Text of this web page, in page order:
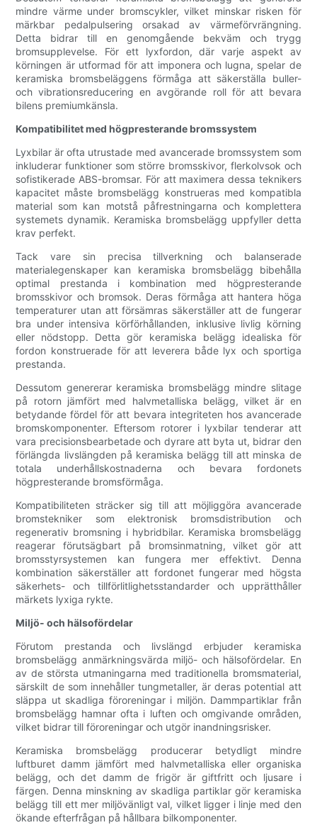
mindre värme under bromscykler, vilket minskar risken för
märkbar pedalpulsering orsakad av värmeförvrängning.
Detta bidrar till en genomgående bekväm och trygg
bromsupplevelse. För ett lyxfordon, där varje aspekt av
körningen är utformad för att imponera och lugna, spelar de
keramiska bromsbeläggens förmåga att säkerställa buller-
och vibrationsreducering en avgörande roll för att bevara
bilens premiumkänsla.
Kompatibilitet med högpresterande bromssystem
Lyxbilar är ofta utrustade med avancerade bromssystem som
inkluderar funktioner som större bromsskivor, flerkolvsok och
sofistikerade ABS-bromsar. För att maximera dessa teknikers
kapacitet måste bromsbelägg konstrueras med kompatibla
material som kan motstå påfrestningarna och komplettera
systemets dynamik. Keramiska bromsbelägg uppfyller detta
krav perfekt.
Tack vare sin precisa tillverkning och balanserade
materialegenskaper kan keramiska bromsbelägg bibehålla
optimal prestanda i kombination med högpresterande
bromsskivor och bromsok. Deras förmåga att hantera höga
temperaturer utan att försämras säkerställer att de fungerar
bra under intensiva körförhållanden, inklusive livlig körning
eller nödstopp. Detta gör keramiska belägg idealiska för
fordon konstruerade för att leverera både lyx och sportiga
prestanda.
Dessutom genererar keramiska bromsbelägg mindre slitage
på rotorn jämfört med halvmetalliska belägg, vilket är en
betydande fördel för att bevara integriteten hos avancerade
bromskomponenter. Eftersom rotorer i lyxbilar tenderar att
vara precisionsbearbetade och dyrare att byta ut, bidrar den
förlängda livslängden på keramiska belägg till att minska de
totala underhållskostnaderna och bevara fordonets
högpresterande bromsförmåga.
Kompatibiliteten sträcker sig till att möjliggöra avancerade
bromstekniker som elektronisk bromsdistribution och
regenerativ bromsning i hybridbilar. Keramiska bromsbelägg
reagerar förutsägbart på bromsinmatning, vilket gör att
bromsstyrsystemen kan fungera mer effektivt. Denna
kombination säkerställer att fordonet fungerar med högsta
säkerhets- och tillförlitlighetsstandarder och upprätthåller
märkets lyxiga rykte.
Miljö- och hälsofördelar
Förutom prestanda och livslängd erbjuder keramiska
bromsbelägg anmärkningsvärda miljö- och hälsofördelar. En
av de största utmaningarna med traditionella bromsmaterial,
särskilt de som innehåller tungmetaller, är deras potential att
släppa ut skadliga föroreningar i miljön. Dammpartiklar från
bromsbelägg hamnar ofta i luften och omgivande områden,
vilket bidrar till föroreningar och utgör inandningsrisker.
Keramiska bromsbelägg producerar betydligt mindre
luftburet damm jämfört med halvmetalliska eller organiska
belägg, och det damm de frigör är giftfritt och ljusare i
färgen. Denna minskning av skadliga partiklar gör keramiska
belägg till ett mer miljövänligt val, vilket ligger i linje med den
ökande efterfrågan på hållbara bilkomponenter.